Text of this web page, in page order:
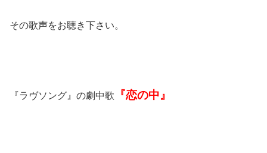
その歌声をお聴き下さい。
『ラヴソング』の劇中歌 『恋の中』